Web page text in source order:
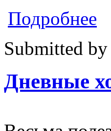
Подробнее
Submitted by
Дневные